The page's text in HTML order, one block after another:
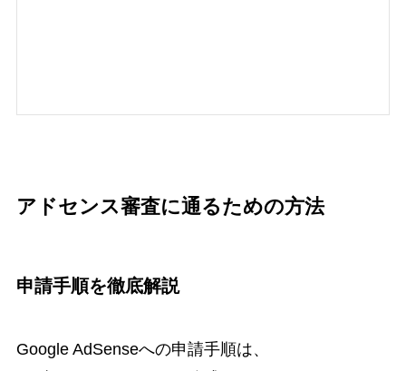
アドセンス審査に通るための方法
申請手順を徹底解説
Google AdSenseへの申請手順は、